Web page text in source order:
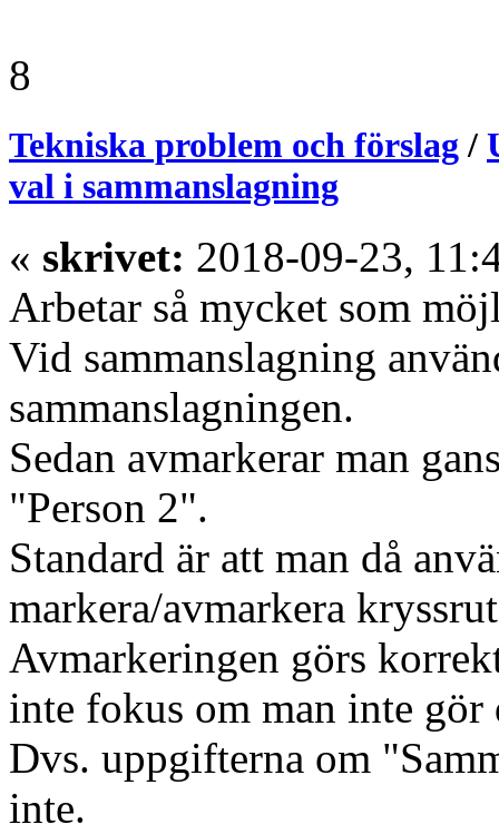
8
Tekniska problem och förslag /
val i sammanslagning
« skrivet: 2018-09-23,
Arbetar så mycket som
Vid sammanslagning
sammanslagningen.
Sedan avmarkerar man
"Person 2".
Standard är att man då
markera/avmarkera
Avmarkeringen görs
inte fokus om man inte gör
Dvs. uppgifterna om
inte.